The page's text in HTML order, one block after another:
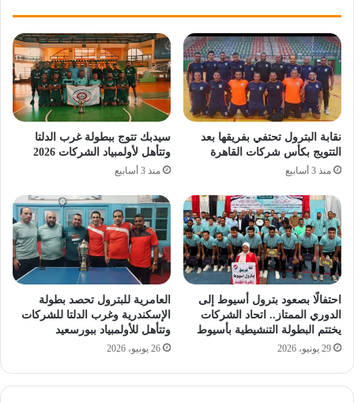
نقابة البترول تحتفي بفريقها بعد
التتويج بكأس شركات القاهرة
منذ 3 أسابيع
سيدبك تتوج ببطولة غرب الدلتا
وتتأهل لأولمبياد الشركات 2026
منذ 3 أسابيع
احتفالًا بصعود بترول أسيوط إلى
الدوري الممتاز.. اتحاد الشركات
يختتم البطولة التنشيطية بأسيوط
29 يونيو، 2026
العامرية للبترول تحصد بطولة
الإسكندرية وغرب الدلتا للشركات
وتتأهل للأولمبياد ببورسعيد
26 يونيو، 2026